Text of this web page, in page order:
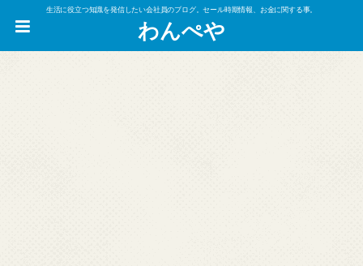
生活に役立つ知識を発信したい会社員のブログ。セール時期情報、お金に関する事。
わんぺや